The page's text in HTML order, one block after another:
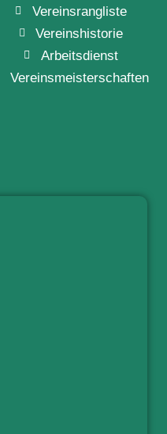
Vereinsrangliste
Vereinshistorie
Arbeitsdienst
Vereinsmeisterschaften